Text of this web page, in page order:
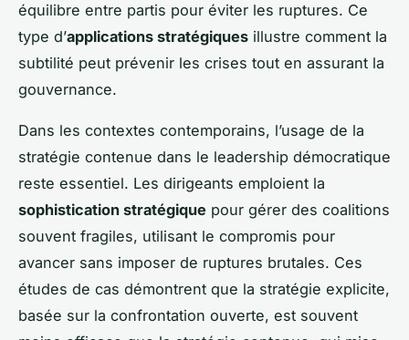
équilibre entre partis pour éviter les ruptures. Ce
type d’applications stratégiques illustre comment la
subtilité peut prévenir les crises tout en assurant la
gouvernance.
Dans les contextes contemporains, l’usage de la
stratégie contenue dans le leadership démocratique
reste essentiel. Les dirigeants emploient la
sophistication stratégique pour gérer des coalitions
souvent fragiles, utilisant le compromis pour
avancer sans imposer de ruptures brutales. Ces
études de cas démontrent que la stratégie explicite,
basée sur la confrontation ouverte, est souvent